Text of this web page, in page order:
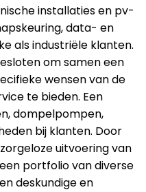
installaties en pv-
data- en
als industriële klanten.
om samen een
wensen van de
te bieden. Een
dompelpompen,
bij klanten. Door
uitvoering van
portfolio van diverse
deskundige en